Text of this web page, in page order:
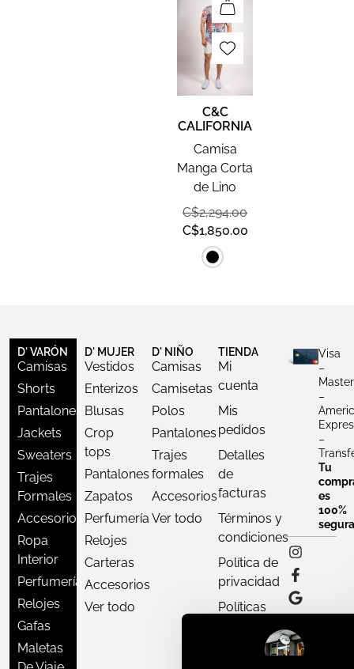
C&C
CALIFORNIA
Camisa
Manga Corta
de Lino
C$2,294.00
C$1,850.00
D' VARÓN
Camisas
Shorts
Pantalones
Jackets
Sweaters
Trajes
Formales
Accesorios
Ropa
Interior
Perfumería
Relojes
Gafas
Maletas
D' MUJER
Vestidos
Enterizos
Blusas
Crop
tops
Pantalones
Zapatos
Perfumería
Relojes
Carteras
Accesorios
Ver todo
D' NIÑO
Camisas
Camisetas
Polos
Pantalones
Trajes
formales
Accesorios
Ver todo
TIENDA
Mi
cuenta
Mis
pedidos
Detalles
de
facturas
Términos y
condiciones
Política de
privacidad
Políticas
Políticas de
Visa
–
–
–
Tu
es
100%
segura